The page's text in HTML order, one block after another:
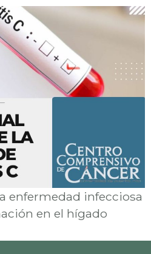
enfermedad infecciosa
en el hígado